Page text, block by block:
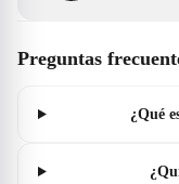
Preguntas
¿Qué